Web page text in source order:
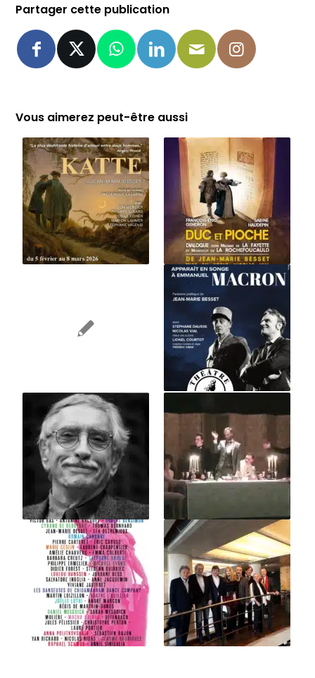
Partager cette publication
Vous aimerez peut-être aussi